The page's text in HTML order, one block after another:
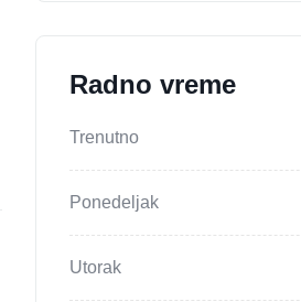
Radno vreme
Trenutno
Ponedeljak
Utorak